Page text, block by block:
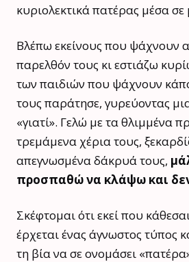
κυριολεκτικά πατέρας μέσα σε
Βλέπω εκείνους που ψάχνουν
παρελθόν τους κι εστιάζω
των παιδιών που ψάχνουν
τους παράτησε, γυρεύοντας
«γιατί». Γελώ με τα θλιμμένα
τρεμάμενα χέρια τους,
απεγνωσμένα δάκρυά τους,
προσπαθώ να κλάψω και
Σκέφτομαι ότι εκεί που
έρχεται ένας άγνωστος τύπος
τη βία να σε ονομάσει